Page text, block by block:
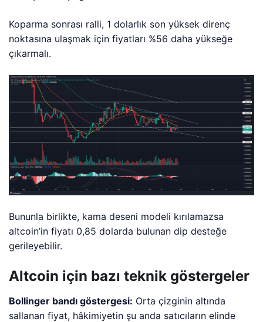
Koparma sonrası ralli, 1 dolarlık son yüksek direnç
noktasına ulaşmak için fiyatları %56 daha yükseğe
çıkarmalı.
Bununla birlikte, kama deseni modeli kırılamazsa
altcoin’in fiyatı 0,85 dolarda bulunan dip desteğe
gerileyebilir.
Altcoin için bazı teknik göstergeler
Bollinger bandı göstergesi: Orta çizginin altında
sallanan fiyat, hâkimiyetin şu anda satıcıların elinde